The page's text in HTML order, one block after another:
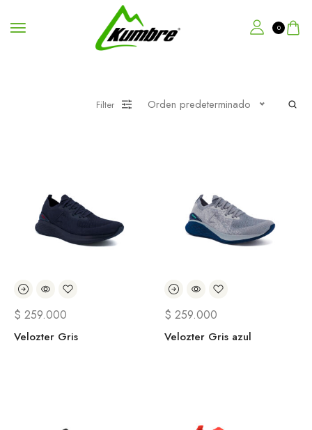
0
Filter Orden predeterminado
$ 259.000
Velozter Gris
$ 259.000
Velozter Gris azul